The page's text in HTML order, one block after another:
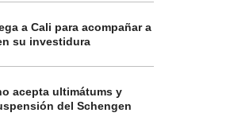
a Cali para acompañar a
su investidura
acepta ultimátums y
del Schengen